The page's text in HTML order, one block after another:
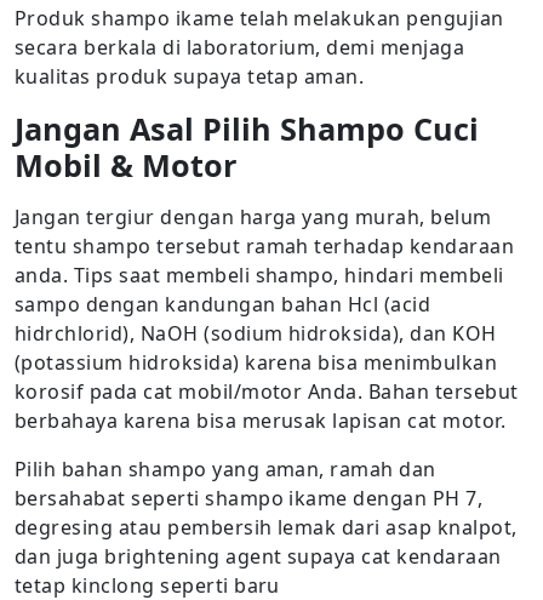
Produk shampo ikame telah melakukan pengujian
secara berkala di laboratorium, demi menjaga
kualitas produk supaya tetap aman.
Jangan Asal Pilih Shampo Cuci
Mobil & Motor
Jangan tergiur dengan harga yang murah, belum
tentu shampo tersebut ramah terhadap kendaraan
anda. Tips saat membeli shampo, hindari membeli
sampo dengan kandungan bahan Hcl (acid
hidrchlorid), NaOH (sodium hidroksida), dan KOH
(potassium hidroksida) karena bisa menimbulkan
korosif pada cat mobil/motor Anda. Bahan tersebut
berbahaya karena bisa merusak lapisan cat motor.
Pilih bahan shampo yang aman, ramah dan
bersahabat seperti shampo ikame dengan PH 7,
degresing atau pembersih lemak dari asap knalpot,
dan juga brightening agent supaya cat kendaraan
tetap kinclong seperti baru